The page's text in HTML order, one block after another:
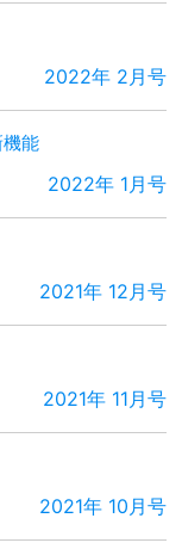
2022年 2月号
能
2022年 1月号
2021年 12月号
2021年 11月号
2021年 10月号